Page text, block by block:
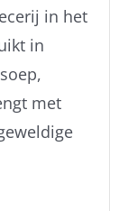
in het
in
met